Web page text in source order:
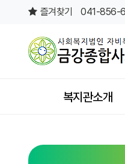
공공보건포털 > 관련사이트
즐겨찾기 041-856-
복지관소개